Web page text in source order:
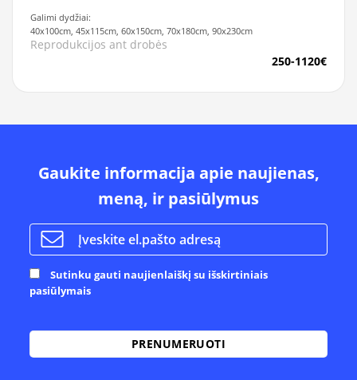
Galimi dydžiai:
40x100cm, 45x115cm, 60x150cm, 70x180cm, 90x230cm
Reprodukcijos ant drobės
250-1120€
Gaukite informacija apie naujienas,
meną, ir pasiūlymus
Sutinku gauti naujienlaiškį su išskirtiniais
pasiūlymais